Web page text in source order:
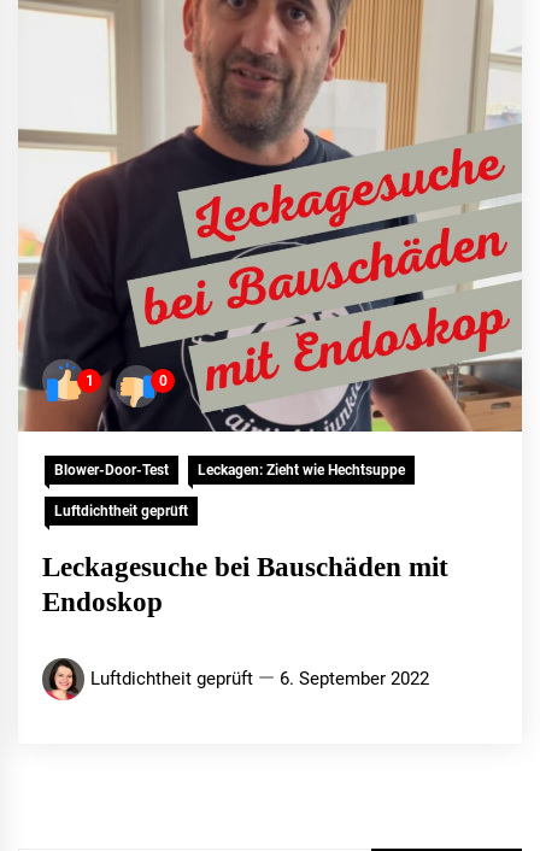
1 0
Blower-Door-Test Leckagen: Zieht wie Hechtsuppe
Luftdichtheit geprüft
Leckagesuche bei Bauschäden mit
Endoskop
Luftdichtheit geprüft 6. September 2022